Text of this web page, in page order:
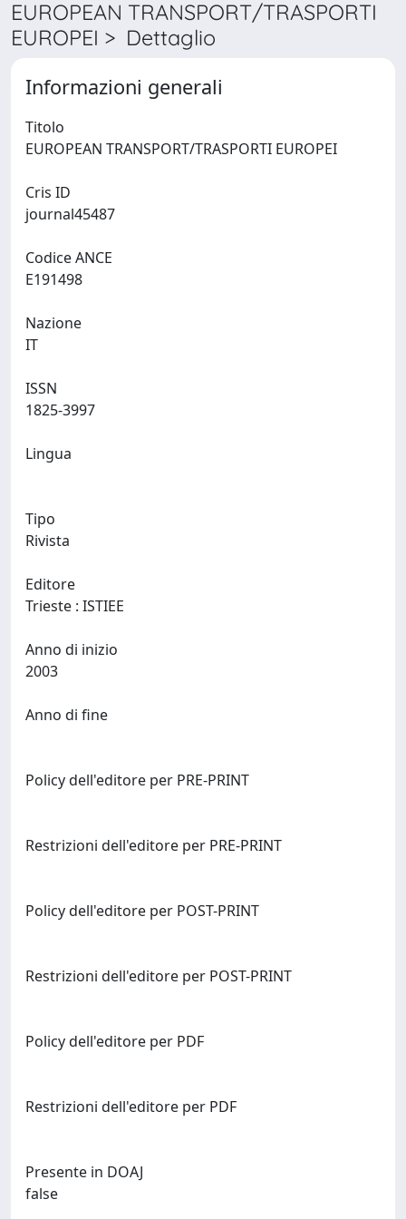
EUROPEAN TRANSPORT/TRASPORTI
EUROPEI > Dettaglio
Informazioni generali
Titolo
Cris ID
Codice ANCE
Nazione
ISSN
Lingua
Tipo
Rivista
Editore
Anno di inizio
Anno di fine
Policy dell'editore per PRE-PRINT
Restrizioni dell'editore per PRE-PRINT
Policy dell'editore per POST-PRINT
Restrizioni dell'editore per POST-PRINT
Policy dell'editore per PDF
Restrizioni dell'editore per PDF
Presente in DOAJ